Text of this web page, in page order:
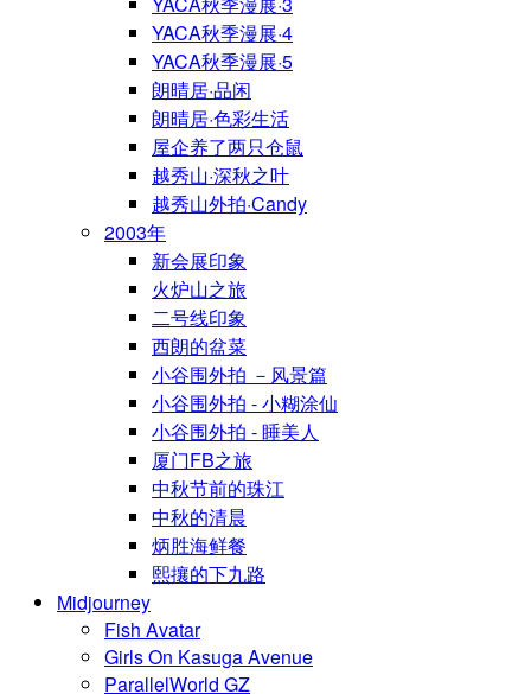
YACA秋季漫展·4
YACA秋季漫展·5
朗晴居·品闲
朗晴居·色彩生活
屋企养了两只仓鼠
越秀山·深秋之叶
越秀山外拍·Candy
2003年
新会展印象
火炉山之旅
二号线印象
西朗的盆菜
小谷围外拍 －风景篇
小谷围外拍 - 小糊涂仙
小谷围外拍 - 睡美人
厦门FB之旅
中秋节前的珠江
中秋的清晨
炳胜海鲜餐
熙攘的下九路
Midjourney
Fish Avatar
Girls On Kasuga Avenue
ParallelWorld GZ